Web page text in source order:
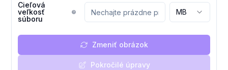
Cieľová
veľkosť
súboru
MB
Zmeniť obrázok
Pokročilé úpravy